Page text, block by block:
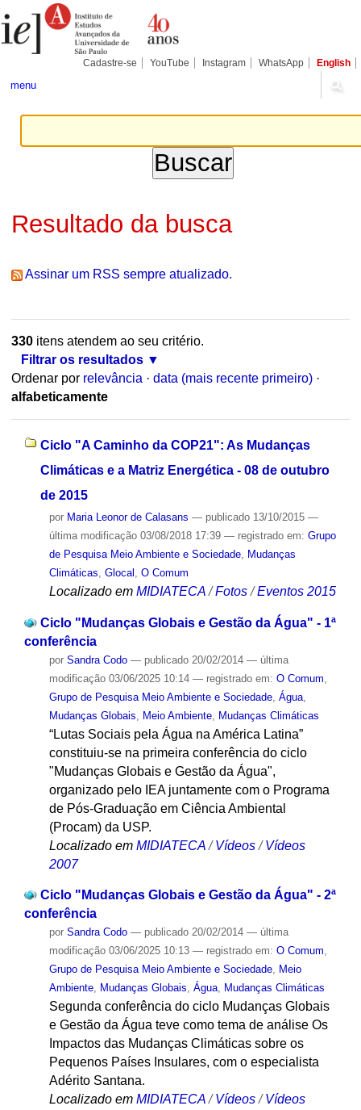
para
conteúdo.
Pessoais
Cadastre-se YouTube Instagram WhatsApp English
menu
Resultado da busca
Assinar um RSS sempre atualizado.
330itens atendem ao seu critério.
Filtrar os resultados
Ordenar por relevância · data (mais recente primeiro) ·
alfabeticamente
Ciclo "A Caminho da COP21": As Mudanças
Climáticas e a Matriz Energética - 08 de outubro
de 2015
por Maria Leonor de Calasans — publicado13/10/2015 —
última modificação03/08/2018 17:39 — registrado em: Grupo
de Pesquisa Meio Ambiente e Sociedade,
Mudanças
Climáticas Glocal O Comum
Localizado em MIDIATECA /Fotos /Eventos 2015
Ciclo "Mudanças Globais e Gestão da Água" - 1ª
conferência
por Sandra Codo — publicado20/02/2014 — última
modificação03/06/2025 10:14 — registrado em: O Comum
Grupo de Pesquisa Meio Ambiente e Sociedade, Água,
Mudanças Globais
Meio Ambiente, Mudanças Climáticas
“Lutas Sociais pela Água na América Latina”
constituiu-se na primeira conferência do ciclo
"Mudanças Globais e Gestão da Água",
organizado pelo IEA juntamente com o Programa
de Pós-Graduação em Ciência Ambiental
(Procam) da USP.
Localizado em MIDIATECA /Vídeos /Vídeos
2007
Ciclo "Mudanças Globais e Gestão da Água" - 2ª
conferência
por Sandra Codo — publicado20/02/2014 — última
modificação03/06/2025 10:13 — registrado em: O Comum,
Grupo de Pesquisa Meio Ambiente e Sociedade, Meio
Ambiente, Mudanças Globais, Água, Mudanças Climáticas
Segunda conferência do ciclo Mudanças Globais
e Gestão da Água teve como tema de análise Os
Impactos das Mudanças Climáticas sobre os
Pequenos Países Insulares, com o especialista
Adérito Santana.
Localizado em MIDIATECA /Vídeos /Vídeos